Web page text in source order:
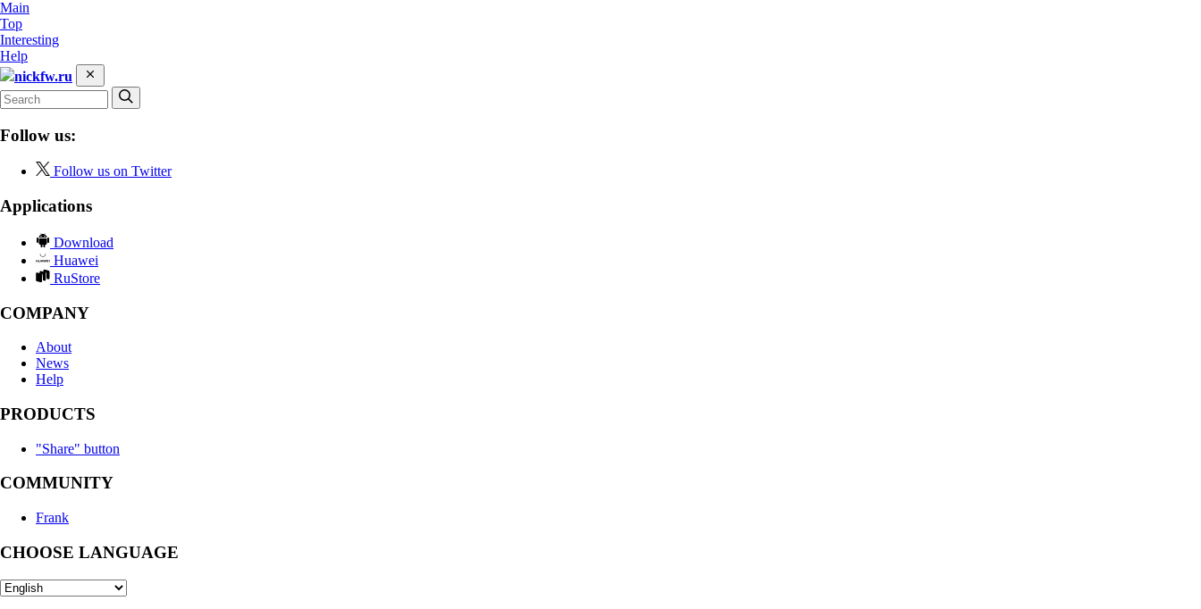
Main
Top
Interesting
Help
nickfw.ru
Follow us:
Follow us on Twitter
Applications
Download
Huawei
RuStore
COMPANY
About
News
Help
PRODUCTS
"Share" button
COMMUNITY
Frank
CHOOSE LANGUAGE